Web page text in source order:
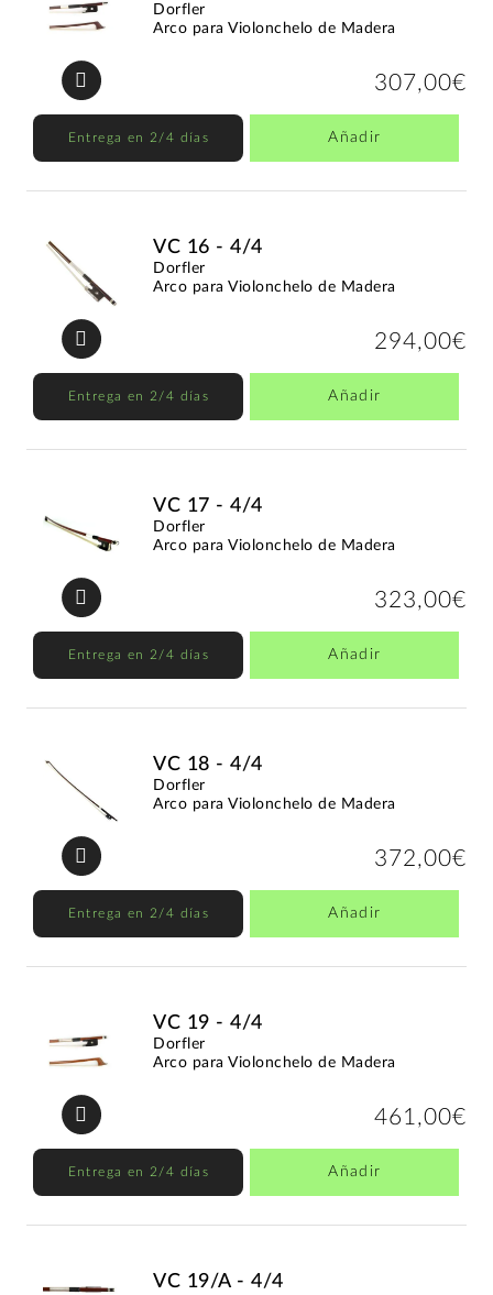
Dorfler
Arco para Violonchelo de Madera
307,00€
Entrega en 2/4 días Añadir
VC 16 - 4/4
Dorfler
Arco para Violonchelo de Madera
294,00€
Entrega en 2/4 días Añadir
VC 17 - 4/4
Dorfler
Arco para Violonchelo de Madera
323,00€
Entrega en 2/4 días Añadir
VC 18 - 4/4
Dorfler
Arco para Violonchelo de Madera
372,00€
Entrega en 2/4 días Añadir
VC 19 - 4/4
Dorfler
Arco para Violonchelo de Madera
461,00€
Entrega en 2/4 días Añadir
VC 19/A - 4/4